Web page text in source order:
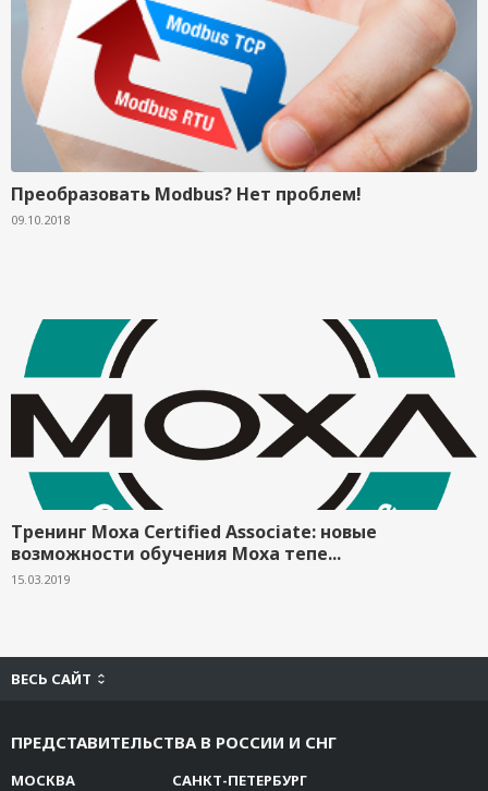
Преобразовать Modbus? Нет проблем!
09.10.2018
Тренинг Moxa Certified Associate: новые
возможности обучения Moxa тепе...
15.03.2019
ВЕСЬ САЙТ
ПРЕДСТАВИТЕЛЬСТВА В РОССИИ И СНГ
МОСКВА САНКТ-ПЕТЕРБУРГ